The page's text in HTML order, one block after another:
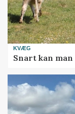
KVÆG
Snart kan